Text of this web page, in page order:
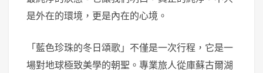
是外在的環境，更是內在的心境。
「藍色珍珠的冬日頌歌」不僅是一次行程，它是一
場對地球極致美學的朝聖。專業旅人從庫蘇古爾湖